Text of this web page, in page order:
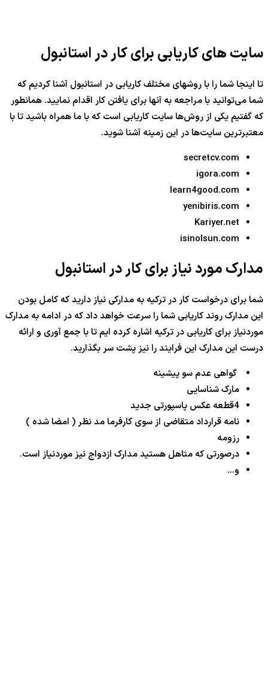
سایت های کاریابی برای کار در استانبول
تا اینجا شما را با روشهای مختلف کاریابی در استانبول آشنا کردیم که
شما می‌توانید با مراجعه به آنها برای یافتن کار اقدام نمایید. همانطور
که گفتیم یکی از روش‌ها سایت کاریابی است که با ما همراه باشید تا با
معتبرترین سایت‌ها در این زمینه آشنا شوید.
secretcv.com
igora.com
learn4good.com
yenibiris.com
Kariyer.net
isinolsun.com
مدارک مورد نیاز برای کار در استانبول
شما برای درخواست کار در ترکیه به مدارکی نیاز دارید که کامل بودن
این مدارک روند کاریابی شما را سرعت خواهد داد که در ادامه به مدارک
موردنیاز برای کاریابی در ترکیه اشاره کرده ایم تا با جمع آوری و ارائه
درست این مدارک این فرایند را نیز پشت سر بگذارید.
گواهی عدم سو پیشینه
مارک شناسایی
4قطعه عکس پاسپورتی جدید
نامه قرارداد متقاضی از سوی کارفرما مد نظر ( امضا شده )
رزومه
درصورتی که متاهل هستید مدارک ازدواج نیز موردنیاز است.
و…